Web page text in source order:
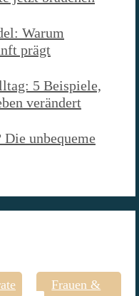
Warum
prägt
5 Beispiele,
verändert
Die unbequeme
Frauen &